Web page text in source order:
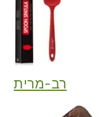
רב-מרית